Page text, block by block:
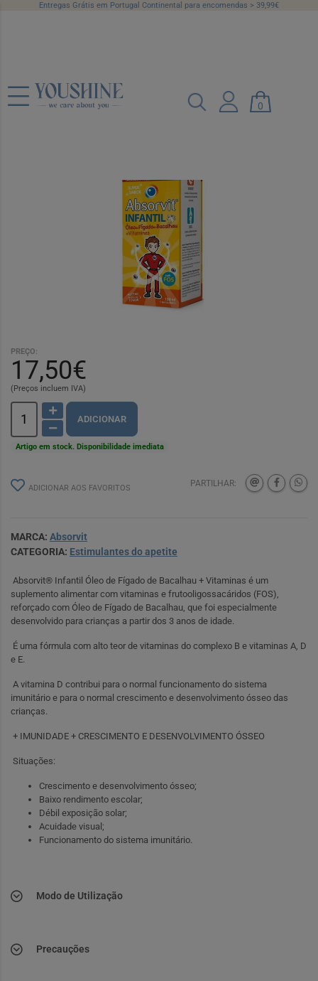
Entregas Grátis em Portugal Continental para encomendas > 39,99€
0
Absorvit Inf Ol Fig Bacalh+Vit Emul
150ml
PREÇO:
17,50€
(Preços incluem IVA)
ADICIONAR
Artigo em stock. Disponibilidade imediata
ADICIONAR AOS FAVORITOS PARTILHAR:
MARCA: Absorvit
CATEGORIA: Estimulantes do apetite
Absorvit® Infantil Óleo de Fígado de Bacalhau + Vitaminas é um
suplemento alimentar com vitaminas e frutooligossacáridos (FOS),
reforçado com Óleo de Fígado de Bacalhau, que foi especialmente
desenvolvido para crianças a partir dos 3 anos de idade.
É uma fórmula com alto teor de vitaminas do complexo B e vitaminas A, D
e E.
A vitamina D contribui para o normal funcionamento do sistema
imunitário e para o normal crescimento e desenvolvimento ósseo das
crianças.
+ IMUNIDADE + CRESCIMENTO E DESENVOLVIMENTO ÓSSEO
Situações:
Crescimento e desenvolvimento ósseo;
Baixo rendimento escolar;
Débil exposição solar;
Acuidade visual;
Funcionamento do sistema imunitário.
Modo de Utilização
Precauções